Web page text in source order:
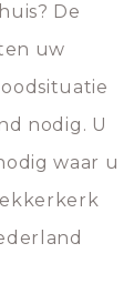
De
uw
nodig. U
waar u